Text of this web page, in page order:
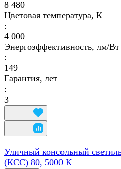
8 480
Цветовая температура, К
:
4 000
Энергоэффективность, лм/Вт
:
149
Гарантия, лет
:
3
Уличный консольный
(КСС) 80, 5000 К